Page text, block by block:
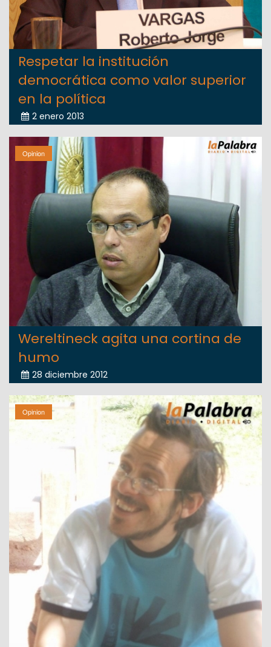
Respetar la institución
democrática como valor superior
en la política
2 enero 2013
Opinion
Wereltineck agita una cortina de
humo
28 diciembre 2012
Opinion